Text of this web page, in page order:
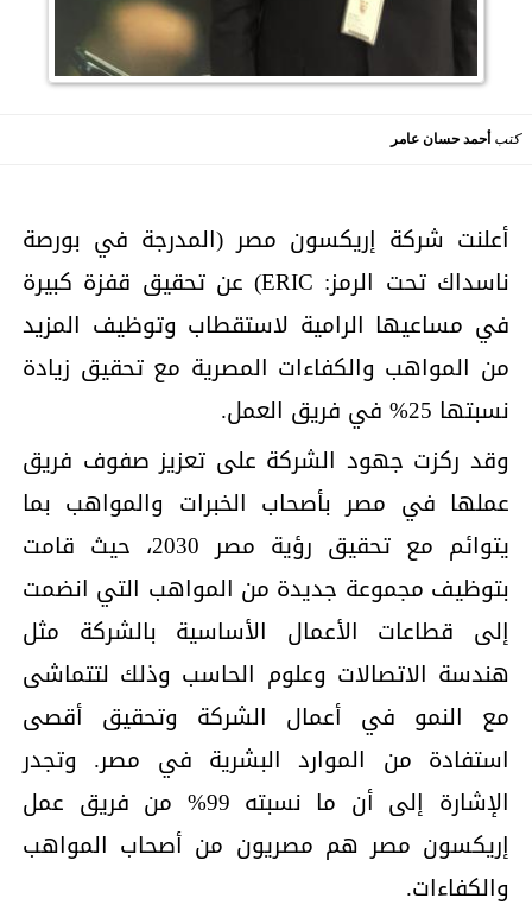
كتبأحمد حسان عامر
أعلنت شركة إريكسون مصر (المدرجة في بورصة
ناسداك تحت الرمز: ERIC) عن تحقيق قفزة كبيرة
في مساعيها الرامية لاستقطاب وتوظيف المزيد
من المواهب والكفاءات المصرية مع تحقيق زيادة
نسبتها 25% في فريق العمل.
وقد ركزت جهود الشركة على تعزيز صفوف فريق
عملها في مصر بأصحاب الخبرات والمواهب بما
يتوائم مع تحقيق رؤية مصر 2030، حيث قامت
بتوظيف مجموعة جديدة من المواهب التي انضمت
إلى قطاعات الأعمال الأساسية بالشركة مثل
هندسة الاتصالات وعلوم الحاسب وذلك لتتماشى
مع النمو في أعمال الشركة وتحقيق أقصى
استفادة من الموارد البشرية في مصر. وتجدر
الإشارة إلى أن ما نسبته 99% من فريق عمل
إريكسون مصر هم مصريون من أصحاب المواهب
والكفاءات.